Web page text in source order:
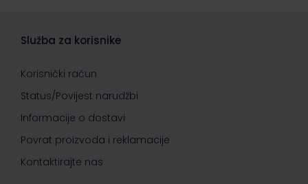
Služba za korisnike
Korisnički račun
Status/Povijest narudžbi
Informacije o dostavi
Povrat proizvoda i reklamacije
Kontaktirajte nas